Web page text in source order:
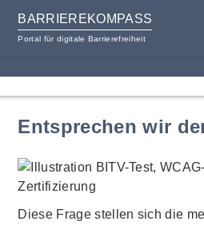
BARRIEREKOMPASS
Portal für digitale Barrierefreiheit
Entsprechen wir
Diese Frage stellen sich die